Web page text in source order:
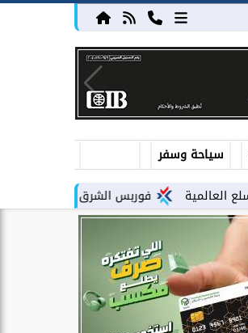
سياحة وسفر
فوربس الشرق الأوسط تختار فؤاد درويش ضمن